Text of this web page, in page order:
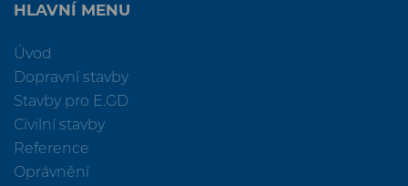
HLAVNÍ MENU
Úvod
Dopravní stavby
Stavby pro E.GD
Civilní stavby
Reference
Oprávnění